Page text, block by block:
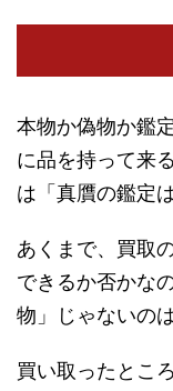
本物か偽物か鑑
に品を持って来
は「真贋の鑑定
あくまで、買取
できるか否かな
物」じゃないの
買い取ったとこ